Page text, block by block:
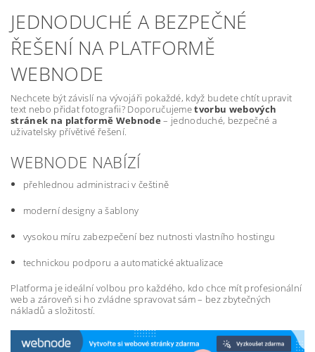
JEDNODUCHÉ A BEZPEČNÉ
ŘEŠENÍ NA PLATFORMĚ
WEBNODE
Nechcete být závislí na vývojáři pokaždé, když budete chtít upravit
text nebo přidat fotografii? Doporučujemetvorbu webových
stránek na platformě Webnode – jednoduché, bezpečné a
uživatelsky přívětivé řešení.
WEBNODE NABÍZÍ
přehlednou administraci v češtině
moderní designy a šablony
vysokou míru zabezpečení bez nutnosti vlastního hostingu
technickou podporu a automatické aktualizace
Platforma je ideální volbou pro každého, kdo chce mít profesionální
web a zároveň si ho zvládne spravovat sám – bez zbytečných
nákladů a složitostí.